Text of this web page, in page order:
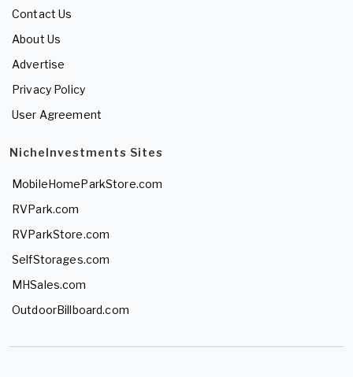
Contact Us
About Us
Advertise
Privacy Policy
User Agreement
NicheInvestments Sites
MobileHomeParkStore.com
RVPark.com
RVParkStore.com
SelfStorages.com
MHSales.com
OutdoorBillboard.com